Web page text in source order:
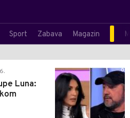
Sport Zabava Magazin
Luna:
0